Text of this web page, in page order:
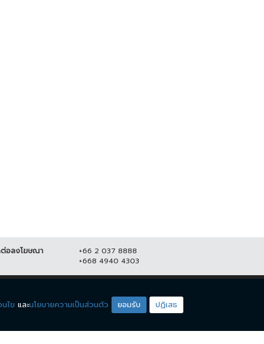
อลงโฆษณา
+66 2 037 8888
+668 4940 4303
โซน
ไข และนโยบายความเป็นส่วนตัว ยอมรับ ปฏิเสธ